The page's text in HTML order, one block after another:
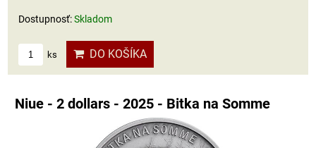
Dostupnosť:Skladom
ks DO KOŠÍKA
Niue - 2 dollars - 2025 - Bitka na Somme